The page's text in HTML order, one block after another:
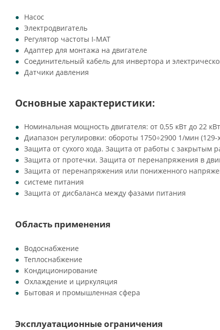
Насос
Электродвигатель
Регулятор частоты I-MAT
Адаптер для монтажа на двигателе
Соединительный кабель для инвертора и
Датчики давления
Основные характеристики:
Номинальная мощность двигателя: от 0,55 кВт до 22
Диапазон регулировки: обороты 1750÷2900 1/мин
Защита от сухого хода. Защита от работы с закрытым
Защита от протечки. Защита от перенапряжения в
Защита от перенапряжения или пониженного
системе питания
Защита от дисбаланса между фазами питания
Область применения
Водоснабжение
Теплоснабжение
Кондиционирование
Охлаждение и циркуляция
Бытовая и промышленная сфера
Эксплуатационные ограничения